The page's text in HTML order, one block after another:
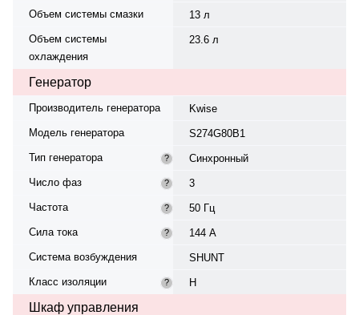
Объем системы смазки
13 л
Объем системы
охлаждения
23.6 л
Генератор
Производитель генератора
Kwise
Модель генератора
S274G80B1
Тип генератора
?
Синхронный
Число фаз
?
3
Частота
?
50 Гц
Сила тока
?
144 А
Система возбуждения
SHUNT
Класс изоляции
? H
Шкаф управления